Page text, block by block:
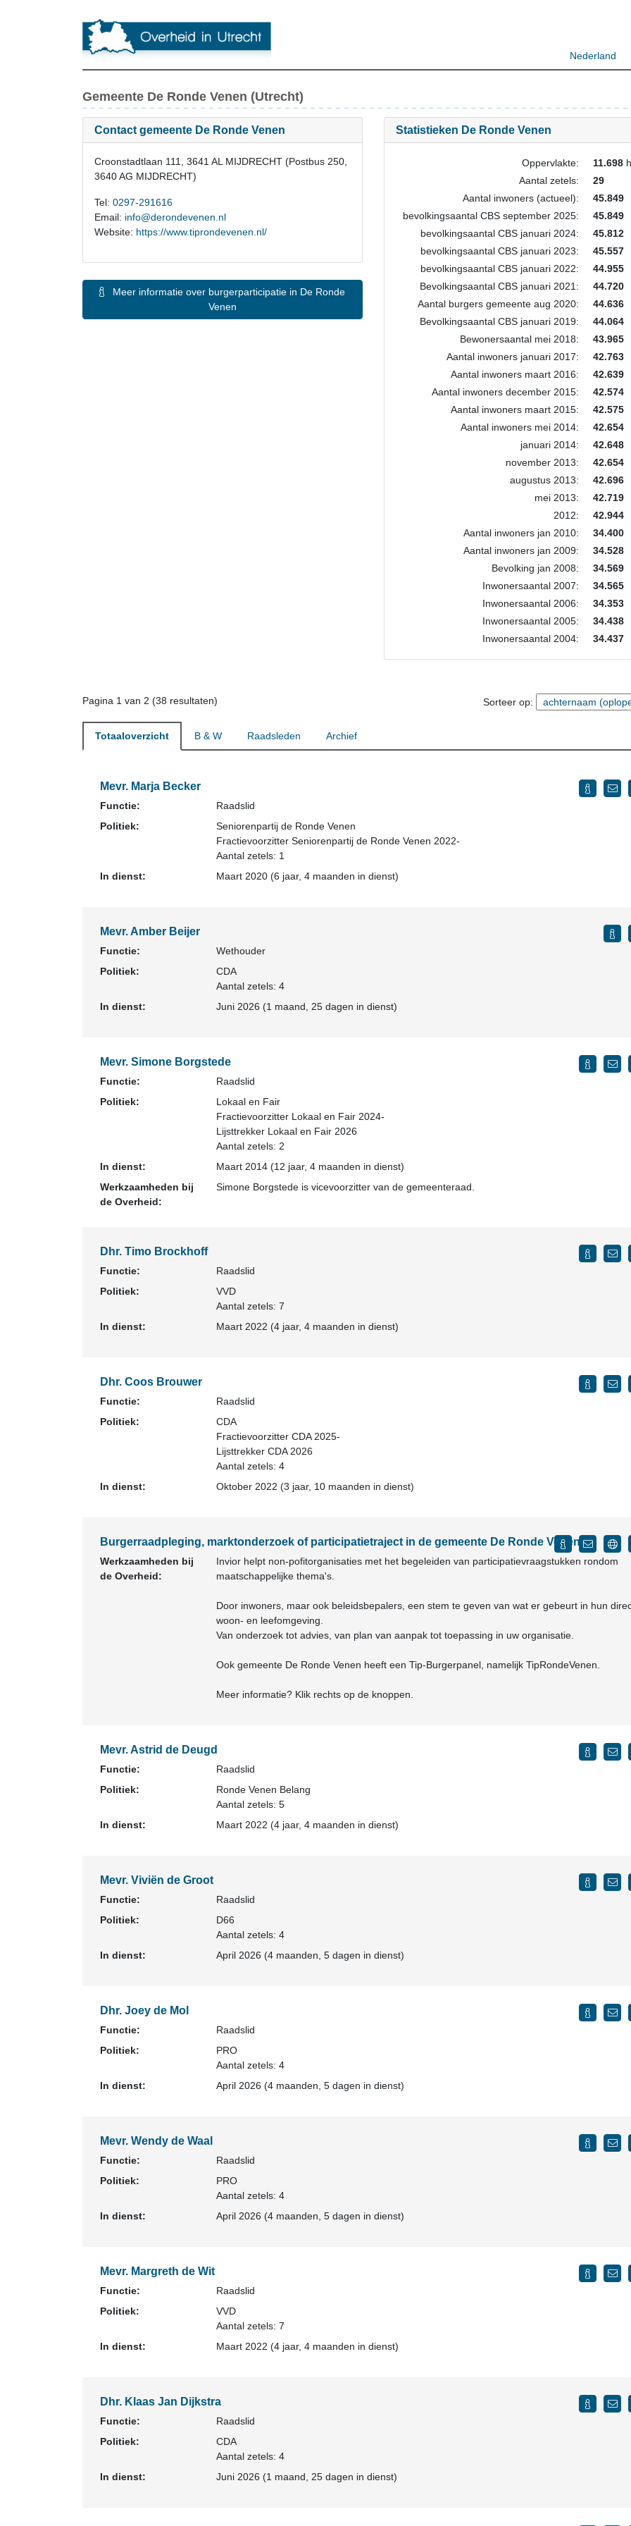
Nederland
Gemeente De Ronde Venen (Utrecht)
Contact gemeente De Ronde Venen
Croonstadtlaan 111, 3641 AL MIJDRECHT (Postbus 250,
3640 AG MIJDRECHT)
Tel: 0297-291616
Email: info@derondevenen.nl
Website: https://www.tiprondevenen.nl/
Venen
Statistieken De Ronde Venen
Oppervlakte: 11.698
Aantal zetels:
29
Aantal inwoners (actueel):
45.849
bevolkingsaantal CBS september 2025:
45.849
bevolkingsaantal CBS januari 2024:
45.812
bevolkingsaantal CBS januari 2023:
45.557
bevolkingsaantal CBS januari 2022:
44.955
Bevolkingsaantal CBS januari 2021:
44.720
Aantal burgers gemeente aug 2020:
44.636
Bevolkingsaantal CBS januari 2019:
44.064
Bewonersaantal mei 2018:
43.965
Aantal inwoners januari 2017:
42.763
Aantal inwoners maart 2016:
42.639
Aantal inwoners december 2015:
42.574
Aantal inwoners maart 2015:
42.575
Aantal inwoners mei 2014:
42.654
januari 2014:
42.648
november 2013:
42.654
augustus 2013:
42.696
mei 2013:
42.719
2012:
42.944
Aantal inwoners jan 2010:
34.400
Aantal inwoners jan 2009:
34.528
Bevolking jan 2008:
34.569
Inwonersaantal 2007:
34.565
Inwonersaantal 2006:
34.353
Inwonersaantal 2005:
34.438
Inwonersaantal 2004:
34.437
Pagina 1 van 2 (38 resultaten) Sorteer op:
Totaaloverzicht B & W Raadsleden Archief
Mevr. Marja Becker
Functie:
Raadslid
Politiek:
Seniorenpartij de Ronde Venen
Fractievoorzitter Seniorenpartij de Ronde Venen 2022-
Aantal zetels: 1
In dienst:
Maart 2020 (6 jaar, 4 maanden in dienst)
Mevr. Amber Beijer
Functie:
Wethouder
Politiek:
CDA
Aantal zetels: 4
In dienst:
Juni 2026 (1 maand, 25 dagen in dienst)
Mevr. Simone Borgstede
Functie:
Raadslid
Politiek:
Lokaal en Fair
Fractievoorzitter Lokaal en Fair 2024-
Lijsttrekker Lokaal en Fair 2026
Aantal zetels: 2
In dienst:
Maart 2014 (12 jaar, 4 maanden in dienst)
Werkzaamheden bij
de Overheid:
Simone Borgstede is vicevoorzitter van de gemeenteraad.
Dhr. Timo Brockhoff
Functie:
Raadslid
Politiek:
VVD
Aantal zetels: 7
In dienst:
Maart 2022 (4 jaar, 4 maanden in dienst)
Dhr. Coos Brouwer
Functie:
Raadslid
Politiek:
CDA
Fractievoorzitter CDA 2025-
Lijsttrekker CDA 2026
Aantal zetels: 4
In dienst:
Oktober 2022 (3 jaar, 10 maanden in dienst)
Burgerraadpleging, marktonderzoek of participatietraject in de gemeente De Ronde Venen?
Werkzaamheden bij
de Overheid:
Invior helpt non-pofitorganisaties met het begeleiden van participatievraagstukken rondom
maatschappelijke thema's.
Door inwoners, maar ook beleidsbepalers, een stem te geven van wat er gebeurt in hun
woon- en leefomgeving.
Van onderzoek tot advies, van plan van aanpak tot toepassing in uw organisatie.
Ook gemeente De Ronde Venen heeft een Tip-Burgerpanel, namelijk TipRondeVenen.
Meer informatie? Klik rechts op de knoppen.
Mevr. Astrid de Deugd
Functie:
Raadslid
Politiek:
Ronde Venen Belang
Aantal zetels: 5
In dienst:
Maart 2022 (4 jaar, 4 maanden in dienst)
Mevr. Viviën de Groot
Functie:
Raadslid
Politiek:
D66
Aantal zetels: 4
In dienst:
April 2026 (4 maanden, 5 dagen in dienst)
Dhr. Joey de Mol
Functie:
Raadslid
Politiek:
PRO
Aantal zetels: 4
In dienst:
April 2026 (4 maanden, 5 dagen in dienst)
Mevr. Wendy de Waal
Functie:
Raadslid
Politiek:
PRO
Aantal zetels: 4
In dienst:
April 2026 (4 maanden, 5 dagen in dienst)
Mevr. Margreth de Wit
Functie:
Raadslid
Politiek:
VVD
Aantal zetels: 7
In dienst:
Maart 2022 (4 jaar, 4 maanden in dienst)
Dhr. Klaas Jan Dijkstra
Functie:
Raadslid
Politiek:
CDA
Aantal zetels: 4
In dienst:
Juni 2026 (1 maand, 25 dagen in dienst)